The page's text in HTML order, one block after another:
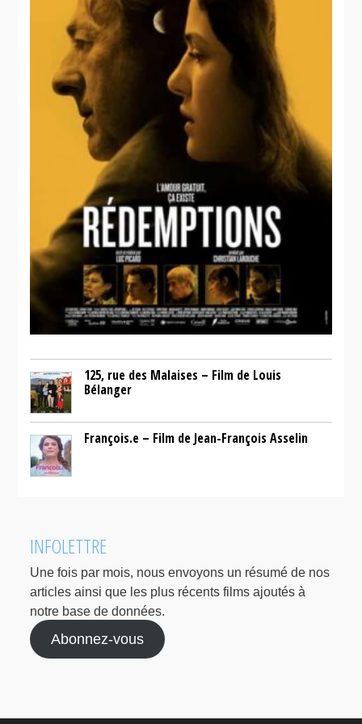
trouver un
public. Une
tâche ardue
malgré le
succès de
l'original.
125, rue des Malaises – Film de Louis
Bélanger
François.e – Film de Jean-François Asselin
INFOLETTRE
Une fois par mois, nous envoyons un résumé de nos
articles ainsi que les plus récents films ajoutés à
notre base de données.
Abonnez-vous